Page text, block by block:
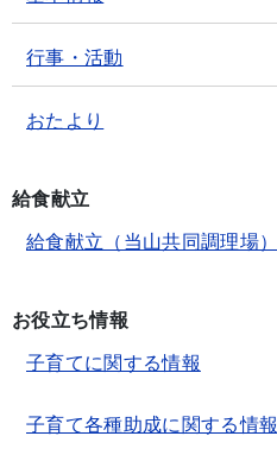
行事・活動
おたより
給食献立
給食献立（当山共同調理場）
お役立ち情報
子育てに関する情報
子育て各種助成に関する情報